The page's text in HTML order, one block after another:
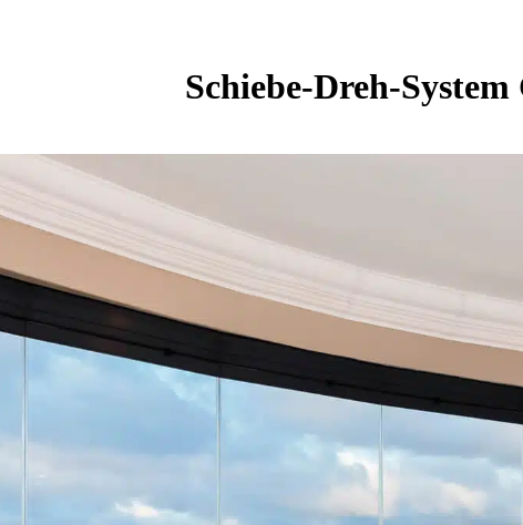
Schiebe-Dreh-System